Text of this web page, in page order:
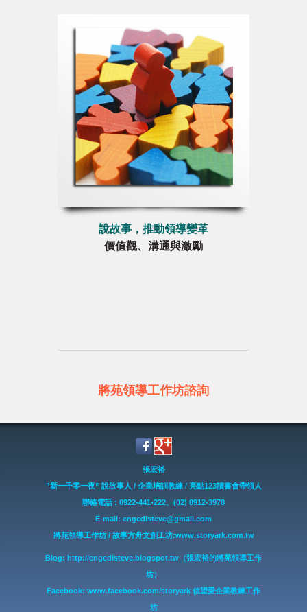
說故事，推動領導變革
價值觀、溝通與激勵
將苑領導工作坊諮詢
張宏裕
”新一千零一夜” 說故事人 / 企業培訓教練 / 亮點123讀書會帶領人
聯絡電話 : 0922-441-222、(02) 8912-3978
E-mail: engedisteve@gmail.com
將苑領導工作坊 / 故事方舟文創工坊:www.storyark.com.tw
Blog: http://engedisteve.blogspot.tw（張宏裕的將苑領導工作
坊）
Facebook: www.facebook.com/storyark 信望愛企業教練工作
坊